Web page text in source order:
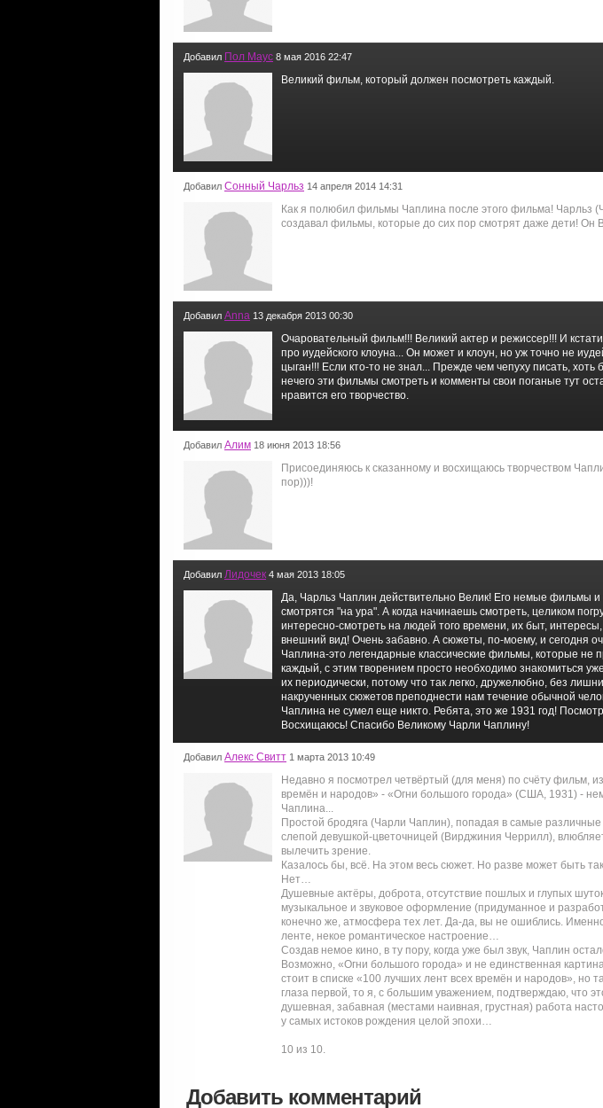
Добавил Пол Маус 8 мая 2016 22:47
Великий фильм, который должен посмотреть каждый.
Добавил Сонный Чарльз 14 апреля 2014 14:31
Как я полюбил фильмы Чаплина после этого фильма! Чарльз
создавал фильмы, которые до сих пор смотрят даже дети!
Добавил Anna 13 декабря 2013 00:30
Очаровательный фильм!!! Великий актер и режиссер!!! И
про иудейского клоуна... Он может и клоун, но уж точно не
цыган!!! Если кто-то не знал... Прежде чем чепуху писать,
нечего эти фильмы смотреть и комменты свои поганые тут
нравится его творчество.
Добавил Алим 18 июня 2013 18:56
Присоединяюсь к сказанному и восхищаюсь творчеством
пор)))!
Добавил Лидочек 4 мая 2013 18:05
Да, Чарльз Чаплин действительно Велик! Его немые фильмы и
смотрятся "на ура". А когда начинаешь смотреть, целиком
интересно-смотреть на людей того времени, их быт,
внешний вид! Очень забавно. А сюжеты, по-моему, и сегодня
Чаплина-это легендарные классические фильмы, которые не
каждый, с этим творением просто необходимо знакомиться
их периодически, потому что так легко, дружелюбно, без
накрученных сюжетов преподнести нам течение обычной
Чаплина не сумел еще никто. Ребята, это же 1931 год!
Восхищаюсь! Спасибо Великому Чарли Чаплину!
Добавил Алекс Свитт 1 марта 2013 10:49
Недавно я посмотрел четвёртый (для меня) по счёту фильм,
времён и народов» - «Огни большого города» (США, 1931) -
Чаплина...
Простой бродяга (Чарли Чаплин), попадая в самые различные
слепой девушкой-цветочницей (Вирджиния Черрилл),
вылечить зрение.
Казалось бы, всё. На этом весь сюжет. Но разве может быть
Нет…
Душевные актёры, доброта, отсутствие пошлых и глупых
музыкальное и звуковое оформление (придуманное и
конечно же, атмосфера тех лет. Да-да, вы не ошиблись.
ленте, некое романтическое настроение…
Создав немое кино, в ту пору, когда уже был звук, Чаплин
Возможно, «Огни большого города» и не единственная
стоит в списке «100 лучших лент всех времён и народов», но
глаза первой, то я, с большим уважением, подтверждаю, что
душевная, забавная (местами наивная, грустная) работа
у самых истоков рождения целой эпохи…
10 из 10.
Добавить комментарий